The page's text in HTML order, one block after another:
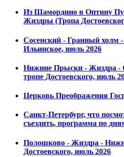
Из Шамордино в Оптину
Жиздры (Тропа
Сосенский - Гранный
Ильинское, июль 2026
Нижние Прыски - Жиздра -
тропе Достоевского, июль
Церковь Преображения
Санкт-Петербург, что
съездить, программа по
Полошково - Жиздра -
Достоевского, июль 2026